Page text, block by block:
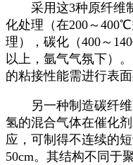
采用这3种原纤维制
化处理（在200～
理），碳化（400～
以上，氩气气氛下）
的粘接性能需进行表
另一种制造碳纤维
氢的混合气体在催化
应，可制得不连续的
50cm。其结构不同于